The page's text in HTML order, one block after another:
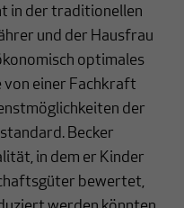
in der traditionellen
und der Hausfrau
optimales
von einer Fachkraft
der
Becker
in dem er Kinder
bewertet,